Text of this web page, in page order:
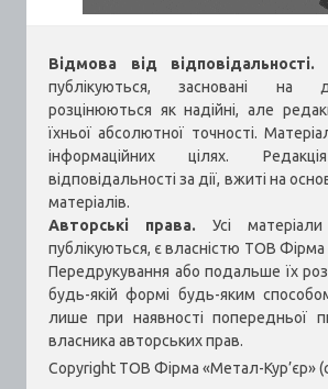
Відмова від відповідальності.
публікуються, засновані на
розцінюються як надійні, але
їхньої абсолютної точності.
інформаційних цілях.
відповідальності за дії, вжиті на
матеріалів.
Авторські права. Усі
публікуються, є власністю ТОВ Фірма
Передрукування або подальше їх
будь-якій формі будь-яким
лише при наявності попередньої
власника авторських прав.
Copyright ТОВ Фірма «Метал-Кур’єр»